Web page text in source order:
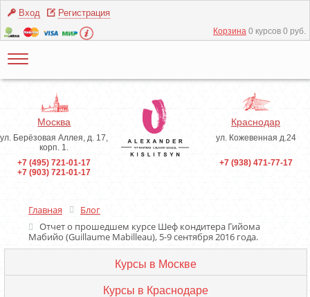
Вход Регистрация
Корзина 0 курсов 0 руб.
Москва
ул. Берёзовая Аллея, д. 17,
корп. 1.
+7 (495) 721-01-17
+7 (903) 721-01-17
Краснодар
ул. Кожевенная д.24
+7 (938) 471-77-17
Главная
Блог
Отчет о прошедшем курсе Шеф кондитера Гийома
Мабийо (Guillaume Mabilleau), 5-9 сентября 2016 года.
Курсы в Москве
Курсы в Краснодаре